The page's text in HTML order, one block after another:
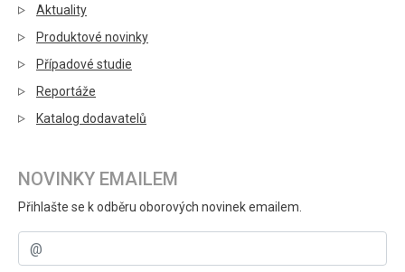
Aktuality
Produktové novinky
Případové studie
Reportáže
Katalog dodavatelů
NOVINKY EMAILEM
Přihlašte se k odběru oborových novinek emailem.